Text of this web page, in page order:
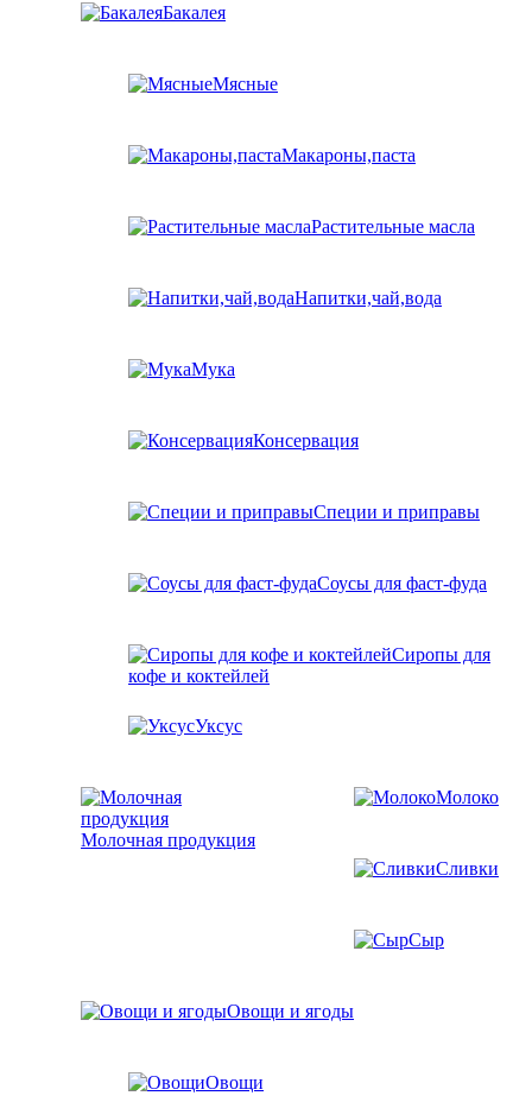
Бакалея
Мясные
Макароны,паста
Растительные масла
Напитки,чай,вода
Мука
Консервация
Специи и приправы
Соусы для фаст-фуда
Сиропы для
кофе и коктейлей
Уксус
Молочная продукция
Молоко
Сливки
Сыр
Овощи и ягоды
Овощи